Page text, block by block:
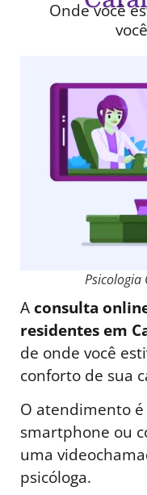
Onde você
Psicologia
Aconsulta
residentes em
de onde você
conforto de sua
O atendimento
smartphone ou
uma
psicóloga.